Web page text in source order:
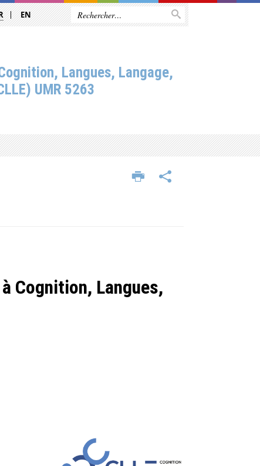
EN
Langues, Langage,
UMR 5263
Cognition, Langues,